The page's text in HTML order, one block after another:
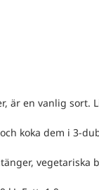
är en vanlig
koka dem i 3-